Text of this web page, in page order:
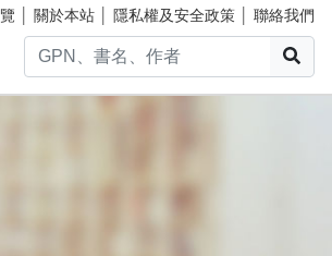
關於本站 隱私權及安全政策 聯絡我們